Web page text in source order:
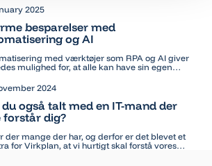
blev en stor succes og Lars Jul Jakobsen
som stod bag konferencen har planer om
succesen i 2026.
2025
besparelser med
og AI
med værktøjer som RPA og AI giver
mulighed for, at alle kan have sin egen
løbende.
2024
også talt med en IT-mand der
forstår dig?
der mange der har, og derfor er det blevet et
for Virkplan, at vi hurtigt skal forstå vores